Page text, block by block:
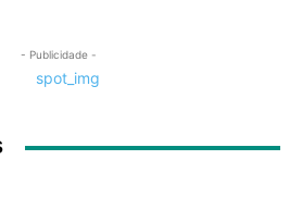
- Publicidade -